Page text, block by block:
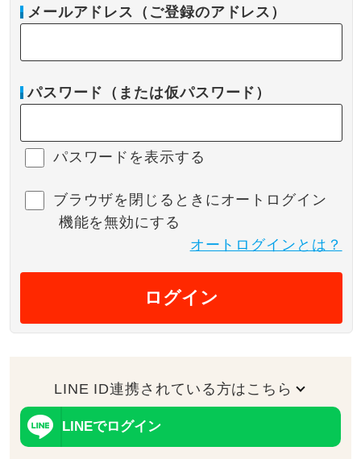
メールアドレス（ご登録のアドレス）
パスワード（または仮パスワード）
パスワードを表示する
ブラウザを閉じるときにオートログイン
機能を無効にする
オートログインとは？
ログイン
LINE ID連携されている方はこちら
LINEでログイン